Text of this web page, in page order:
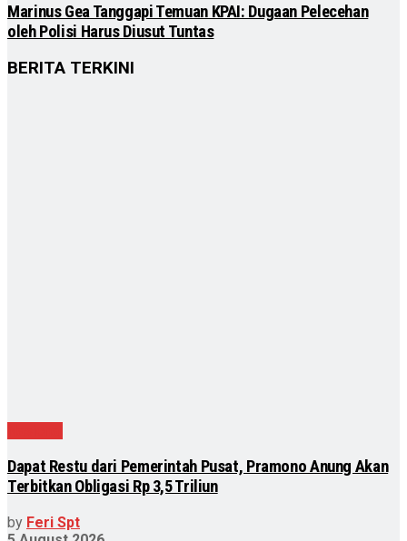
Marinus Gea Tanggapi Temuan KPAI: Dugaan Pelecehan
oleh Polisi Harus Diusut Tuntas
BERITA TERKINI
Dapat Restu dari Pemerintah Pusat, Pramono Anung Akan
Terbitkan Obligasi Rp 3,5 Triliun
by Feri Spt